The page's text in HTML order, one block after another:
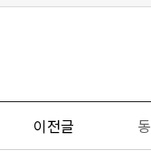
이전글